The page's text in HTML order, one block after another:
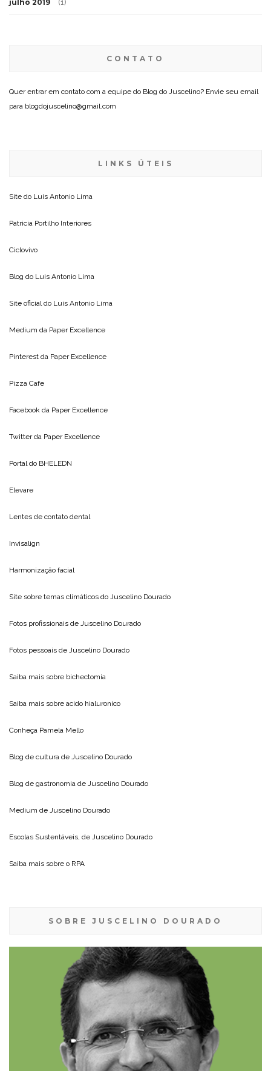
julho 2019 (1)
CONTATO
Quer entrar em contato com a equipe do Blog do Juscelino? Envie seu email
para blogdojuscelino@gmail.com
LINKS ÚTEIS
Site do Luis Antonio Lima
Patricia Portilho Interiores
Ciclovivo
Blog do Luis Antonio Lima
Site oficial do Luis Antonio Lima
Medium da Paper Excellence
Pinterest da Paper Excellence
Pizza Cafe
Facebook da Paper Excellence
Twitter da Paper Excellence
Portal do BHELEDN
Elevare
Lentes de contato dental
Invisalign
Harmonização facial
Site sobre temas climáticos do Juscelino Dourado
Fotos profissionais de Juscelino Dourado
Fotos pessoais de Juscelino Dourado
Saiba mais sobre bichectomia
Saiba mais sobre acido hialuronico
Conheça Pamela Mello
Blog de cultura de Juscelino Dourado
Blog de gastronomia de Juscelino Dourado
Medium de Juscelino Dourado
Escolas Sustentáveis, de Juscelino Dourado
Saiba mais sobre o RPA
SOBRE JUSCELINO DOURADO